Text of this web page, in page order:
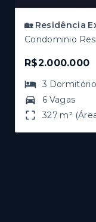
Condominio
R$2.000.000
3
6 Vagas
327 m²